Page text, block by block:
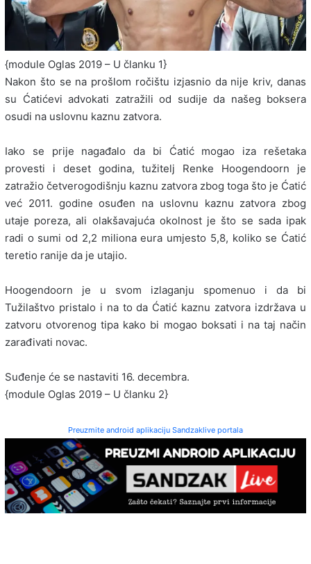
{module Oglas 2019 – U članku 1}
Nakon što se na prošlom ročištu izjasnio da nije kriv, danas
su Ćatićevi advokati zatražili od sudije da našeg boksera
osudi na uslovnu kaznu zatvora.
Iako se prije nagađalo da bi Ćatić mogao iza rešetaka
provesti i deset godina, tužitelj Renke Hoogendoorn je
zatražio četverogodišnju kaznu zatvora zbog toga što je Ćatić
već 2011. godine osuđen na uslovnu kaznu zatvora zbog
utaje poreza, ali olakšavajuća okolnost je što se sada ipak
radi o sumi od 2,2 miliona eura umjesto 5,8, koliko se Ćatić
teretio ranije da je utajio.
Hoogendoorn je u svom izlaganju spomenuo i da bi
Tužilaštvo pristalo i na to da Ćatić kaznu zatvora izdržava u
zatvoru otvorenog tipa kako bi mogao boksati i na taj način
zarađivati novac.
Suđenje će se nastaviti 16. decembra.
{module Oglas 2019 – U članku 2}
Preuzmite android aplikaciju Sandzaklive portala